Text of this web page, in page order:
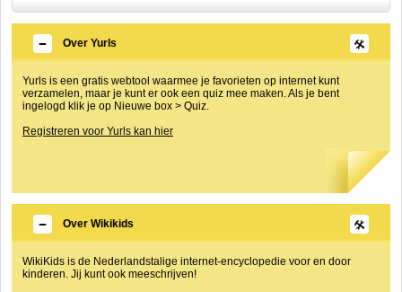
Over Yurls
Yurls is een gratis webtool waarmee je favorieten op internet kunt
verzamelen, maar je kunt er ook een quiz mee maken. Als je bent
ingelogd klik je op Nieuwe box > Quiz.
Registreren voor Yurls kan hier
Over Wikikids
WikiKids is de Nederlandstalige internet-encyclopedie voor en door
kinderen. Jij kunt ook meeschrijven!